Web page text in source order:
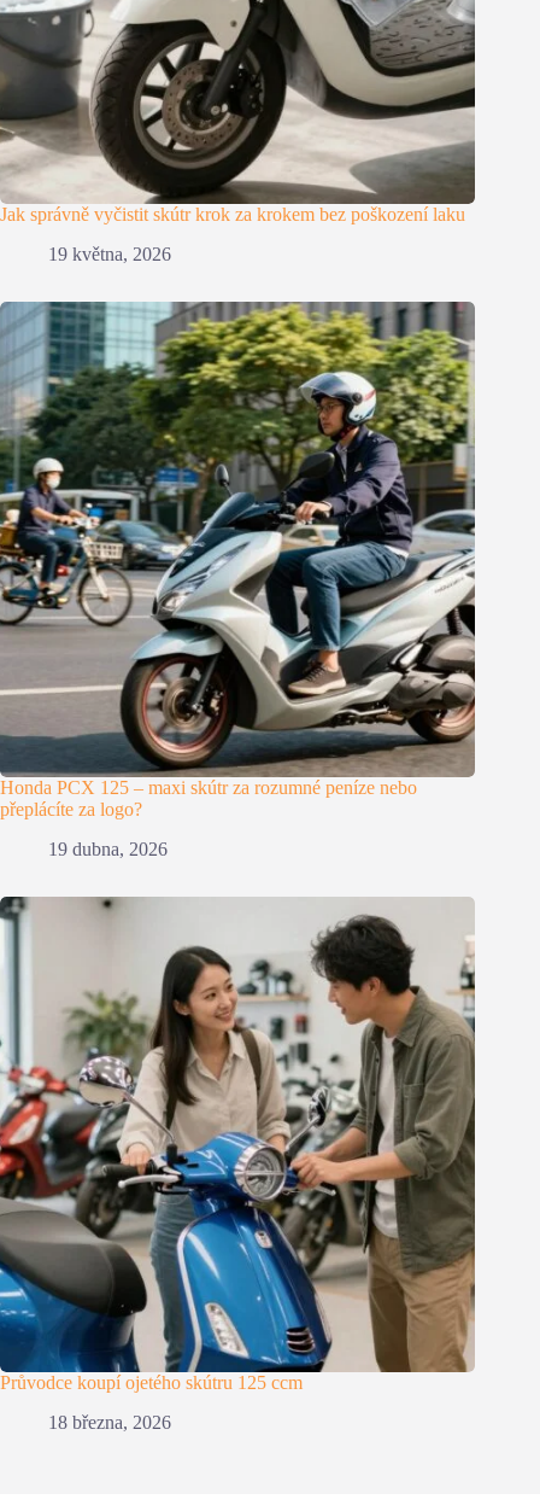
Jak správně vyčistit skútr krok za krokem bez poškození laku
19 května, 2026
Honda PCX 125 – maxi skútr za rozumné peníze nebo
přeplácíte za logo?
19 dubna, 2026
Průvodce koupí ojetého skútru 125 ccm
18 března, 2026